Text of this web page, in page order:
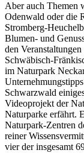
Aber auch Themen
Odenwald oder die
Stromberg-
Blumen- und
den
Schwäbisch-
im Naturpark
Schwarzwald
Videoprojekt der
Naturparke erfährt.
Naturpark-Zentren
reiner
vier der insgesamt